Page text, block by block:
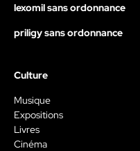
lexomil sans ordonnance
priligy sans ordonnance
Culture
Musique
Expositions
Livres
Cinéma